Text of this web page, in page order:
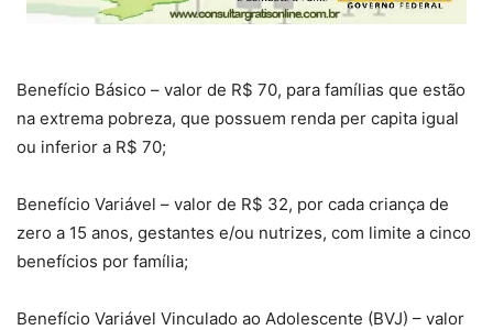
Benefício Básico – valor de R$ 70, para famílias que estão
na extrema pobreza, que possuem renda per capita igual
ou inferior a R$ 70;
Benefício Variável – valor de R$ 32, por cada criança de
zero a 15 anos, gestantes e/ou nutrizes, com limite a cinco
benefícios por família;
Benefício Variável Vinculado ao Adolescente (BVJ) – valor